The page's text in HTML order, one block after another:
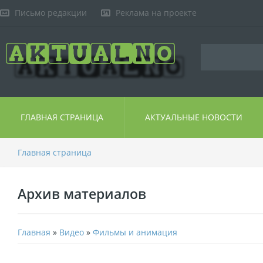
Письмо редакции Реклама на проекте
ГЛАВНАЯ СТРАНИЦА АКТУАЛЬНЫЕ НОВОСТИ
Главная страница
Архив материалов
Главная » Видео » Фильмы и анимация